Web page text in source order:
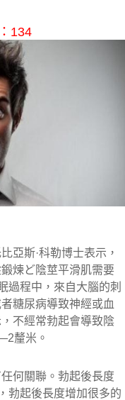
134
亞斯·科勒博士表示，
煉ど陰莖平滑肌需要
過程中，來自大腦的刺
糖尿病導致神經或血
不經常勃起會導致陰
釐米。
何關聯。勃起後長度
勃起後長度增加很多的